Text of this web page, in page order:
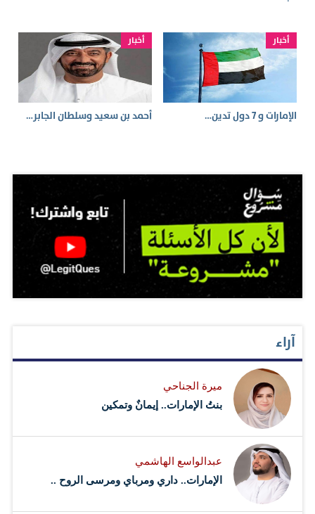
أخبار
الإمارات و 7 دول تدين…
أخبار
أحمد بن سعيد وسلطان الجابر…
آراء
ميرة الجناحي
بنتُ الإمارات.. إيمانٌ وتمكين
عبدالواسع الهاشمي
الإمارات.. داري ومرباي ومرسى الروح ..